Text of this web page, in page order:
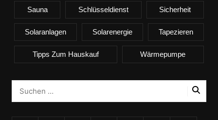
Sauna Schlüsseldienst Sicherheit
Solaranlagen Solarenergie Tapezieren
Tipps Zum Hauskauf Wärmepumpe